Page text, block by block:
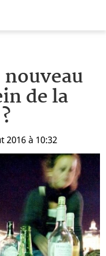
de la
2016 à 10:32